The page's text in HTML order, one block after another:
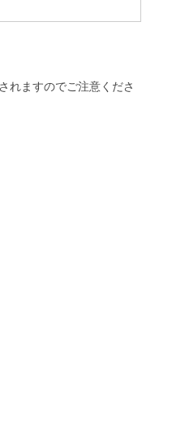
れますのでご注意くださ